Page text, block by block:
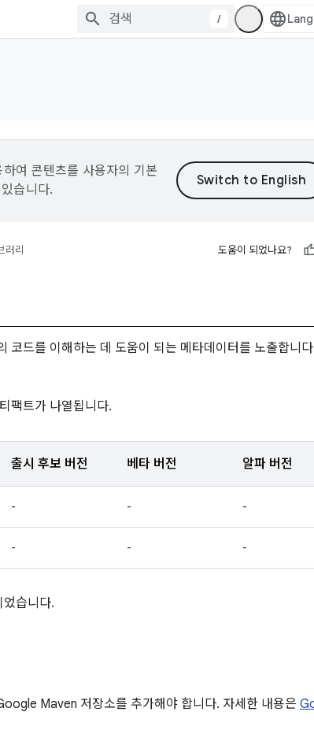
/
여 콘텐츠를 사용자의 기본
습니다.
러리 도움이 되었나요?
코드를 이해하는 데 도움이 되는 메타데이터를 노출합니
팩트가 나열됩니다.
출시 후보 버전 베타 버전 알파 버전
- - -
- - -
습니다.
Maven 저장소를 추가해야 합니다. 자세한 내용은